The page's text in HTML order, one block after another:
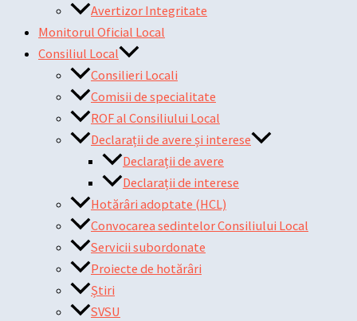
Avertizor Integritate
Monitorul Oficial Local
Consiliul Local
Consilieri Locali
Comisii de specialitate
ROF al Consiliului Local
Declarații de avere și interese
Declarații de avere
Declarații de interese
Hotărâri adoptate (HCL)
Convocarea sedintelor Consiliului Local
Servicii subordonate
Proiecte de hotărâri
Știri
SVSU